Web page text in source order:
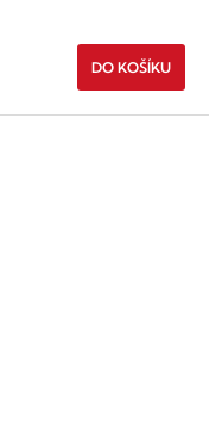
DO KOŠÍKU